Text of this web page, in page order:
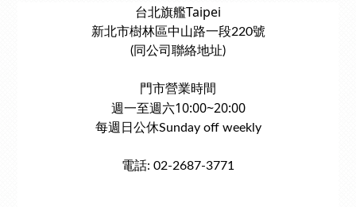
台北旗艦Taipei
新北市樹林區中山路一段220號
(同公司聯絡地址)
門市營業時間
週一至週六10:00~20:00
每週日公休Sunday off weekly
電話: 02-2687-3771